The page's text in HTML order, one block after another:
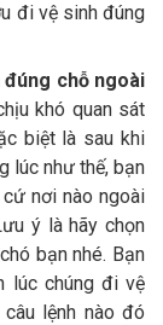
đi vệ sinh đúng
đúng chỗ ngoài
khó quan sát
biệt là sau khi
lúc như thế, bạn
nơi nào ngoài
ý là hãy chọn
bạn nhé. Bạn
lúc chúng đi vệ
lệnh nào đó